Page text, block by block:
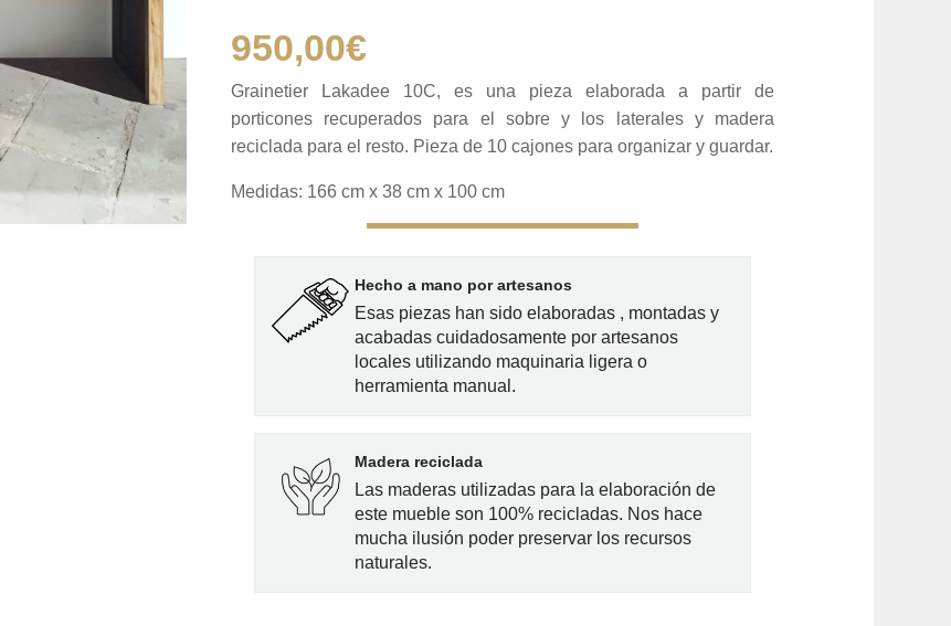
950,00€
Grainetier Lakadee 10C, es una pieza elaborada a partir de
porticones recuperados para el sobre y los laterales y madera
reciclada para el resto. Pieza de 10 cajones para organizar y guardar.
Medidas: 166 cm x 38 cm x 100 cm
Hecho a mano por artesanos
Esas piezas han sido elaboradas , montadas y
acabadas cuidadosamente por artesanos
locales utilizando maquinaria ligera o
herramienta manual.
Madera reciclada
Las maderas utilizadas para la elaboración de
este mueble son 100% recicladas. Nos hace
mucha ilusión poder preservar los recursos
naturales.